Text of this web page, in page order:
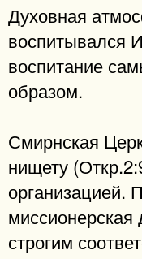
Духовная
воспитывался
воспитание
образом.
Смирнская
нищету
организацией.
миссионерская
строгим